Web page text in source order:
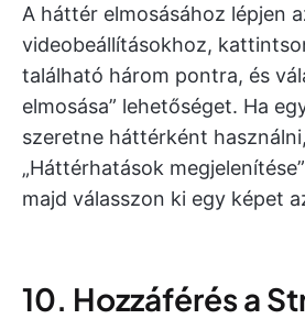
A háttér elmosásához lépjen
videobeállításokhoz,
található három pontra, és
elmosása” lehetőséget. Ha
szeretne háttérként
„Háttérhatások
majd válasszon ki egy képet
10. Hozzáférés a